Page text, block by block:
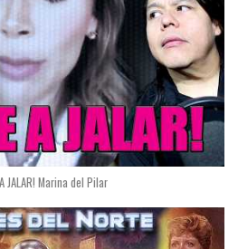
JALAR! Marina del Pilar